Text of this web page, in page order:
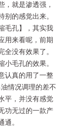
，就是渗透强，
的感觉出来。
毛孔】，其实我
用来看呢，前期
没有效果了。
毛孔的效果。
认真的用了一整
情况调理的差不
平，并没有感觉
功无过的一款产
。